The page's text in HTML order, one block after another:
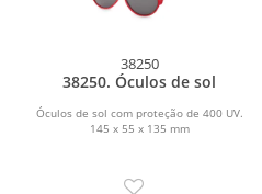
38250
38250. Óculos de sol
Óculos de sol com proteção de 400 UV.
145 x 55 x 135 mm